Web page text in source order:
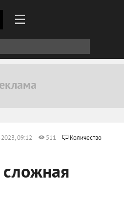
09:12 511
Количество
сложная